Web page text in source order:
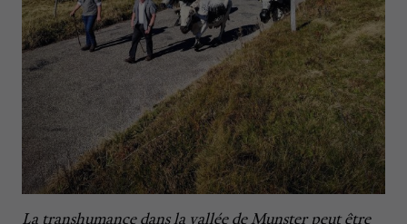
La transhumance dans la vallée de Munster peut être